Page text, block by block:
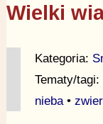
Wielki
Kategoria:
Tematy/tagi:
nieba•